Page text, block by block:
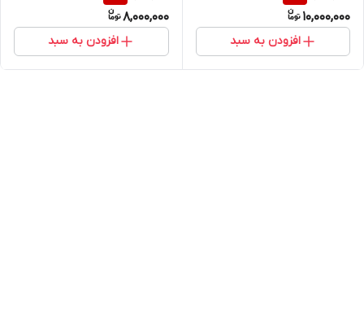
10,000,000
افزودن به سبد
8,000,000
افزودن به سبد